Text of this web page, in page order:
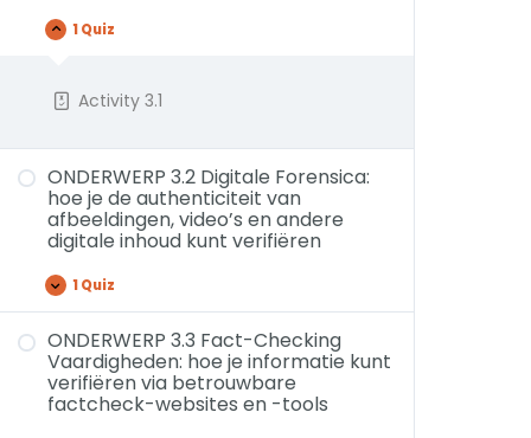
1 Quiz
Activity 3.1
ONDERWERP 3.2 Digitale Forensica:
hoe je de authenticiteit van
afbeeldingen, video’s en andere
digitale inhoud kunt verifiëren
1 Quiz
ONDERWERP 3.3 Fact-Checking
Vaardigheden: hoe je informatie kunt
verifiëren via betrouwbare
factcheck-websites en -tools